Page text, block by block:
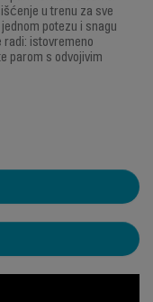
u trenu za sve
potezu i snagu
radi: istovremeno
parom s odvojivim